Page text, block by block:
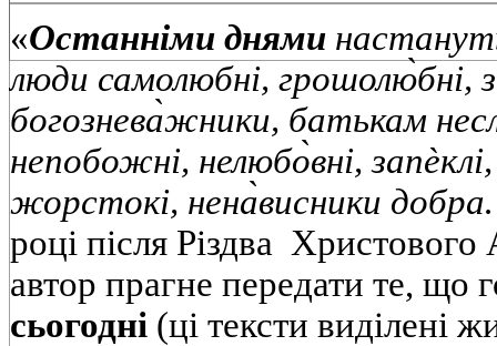
«Останніми днями
люди самолюбні, грошолю̀бні,
богознева̀жники, батькам
непобожні, нелюбо̀вні,
жорстокі, нена̀висники
році після Різдва
автор прагне передати те, що
сьогодні (ці тексти виділені